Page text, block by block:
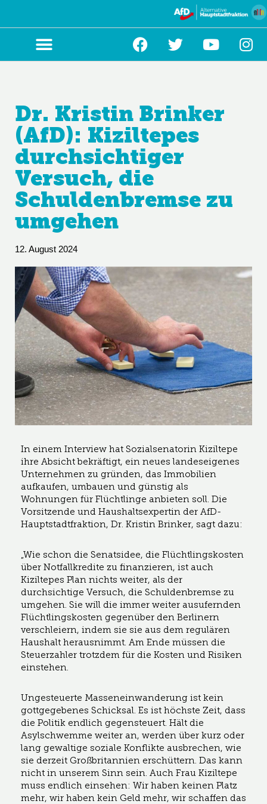
springen
Dr. Kristin Brinker
(AfD): Kiziltepes
durchsichtiger
Versuch, die
Schuldenbremse zu
umgehen
12. August 2024
In einem Interview hat Sozialsenatorin Kiziltepe
ihre Absicht bekräftigt, ein neues landeseigenes
Unternehmen zu gründen, das Immobilien
aufkaufen, umbauen und günstig als
Wohnungen für Flüchtlinge anbieten soll. Die
Vorsitzende und Haushaltsexpertin der AfD-
Hauptstadtfraktion, Dr. Kristin Brinker, sagt dazu:
„Wie schon die Senatsidee, die Flüchtlingskosten
über Notfallkredite zu finanzieren, ist auch
Kiziltepes Plan nichts weiter, als der
durchsichtige Versuch, die Schuldenbremse zu
umgehen. Sie will die immer weiter ausufernden
Flüchtlingskosten gegenüber den Berlinern
verschleiern, indem sie sie aus dem regulären
Haushalt herausnimmt. Am Ende müssen die
Steuerzahler trotzdem für die Kosten und Risiken
einstehen.
Ungesteuerte Masseneinwanderung ist kein
gottgegebenes Schicksal. Es ist höchste Zeit, dass
die Politik endlich gegensteuert. Hält die
Asylschwemme weiter an, werden über kurz oder
lang gewaltige soziale Konflikte ausbrechen, wie
sie derzeit Großbritannien erschüttern. Das kann
nicht in unserem Sinn sein. Auch Frau Kiziltepe
muss endlich einsehen: Wir haben keinen Platz
mehr, wir haben kein Geld mehr, wir schaffen das